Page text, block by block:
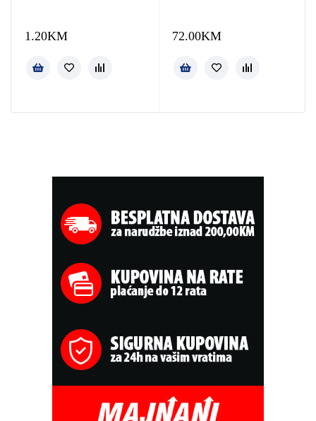
1.20KM 72.00KM